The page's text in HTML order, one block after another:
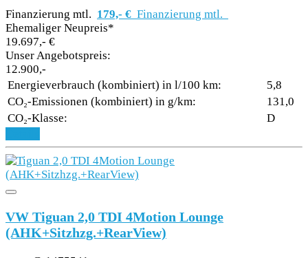
Finanzierung mtl. 179,- € Finanzierung mtl.
Ehemaliger Neupreis*
19.697,- €
Unser Angebotspreis:
12.900,-
Energieverbrauch (kombiniert) in l/100 km:
5,8
CO₂-Emissionen (kombiniert) in g/km:
131,0
CO₂-Klasse:
D
VW Tiguan 2,0 TDI 4Motion Lounge
(AHK+Sitzhzg.+RearView)